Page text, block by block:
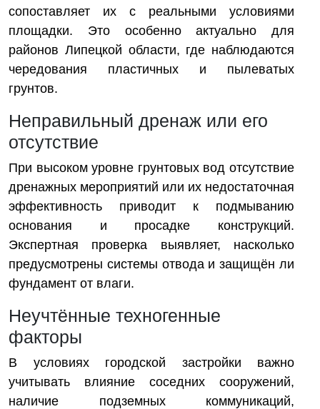
сопоставляет их с реальными условиями
площадки. Это особенно актуально для
районов Липецкой области, где наблюдаются
чередования пластичных и пылеватых
грунтов.
Неправильный дренаж или его
отсутствие
При высоком уровне грунтовых вод отсутствие
дренажных мероприятий или их недостаточная
эффективность приводит к подмыванию
основания и просадке конструкций.
Экспертная проверка выявляет, насколько
предусмотрены системы отвода и защищён ли
фундамент от влаги.
Неучтённые техногенные
факторы
В условиях городской застройки важно
учитывать влияние соседних сооружений,
наличие подземных коммуникаций,